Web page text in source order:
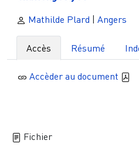
Mathilde Plard Angers
Accès Résumé
Accèder au document
Fichier